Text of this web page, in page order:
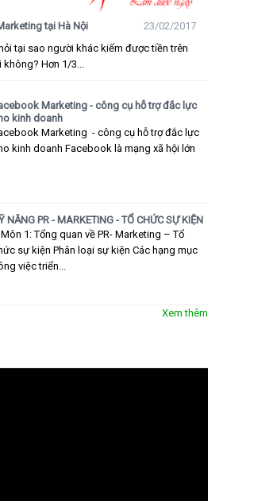
tại Hà Nội
23/02/2017
tại sao người khác kiếm được tiền trên
Hơn 1/3...
Marketing - công cụ hỗ trợ đắc lực
kinh doanh
Marketing - công cụ hỗ trợ đắc lực
kinh doanh Facebook là mạng xã hội lớn
NĂNG PR - MARKETING - TỔ CHỨC SỰ KIỆN
1: Tổng quan về PR- Marketing – Tổ
sự kiện Phân loại sự kiện Các hạng mục
việc triển...
Xem thêm